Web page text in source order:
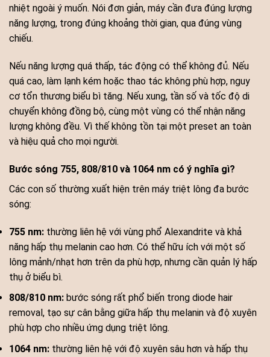
nhiệt ngoài ý muốn. Nói đơn giản, máy cần đưa đúng lượng
năng lượng, trong đúng khoảng thời gian, qua đúng vùng
chiếu.
Nếu năng lượng quá thấp, tác động có thể không đủ. Nếu
quá cao, làm lạnh kém hoặc thao tác không phù hợp, nguy
cơ tổn thương biểu bì tăng. Nếu xung, tần số và tốc độ di
chuyển không đồng bộ, cùng một vùng có thể nhận năng
lượng không đều. Vì thế không tồn tại một preset an toàn
và hiệu quả cho mọi người.
Bước sóng 755, 808/810 và 1064 nm có ý nghĩa gì?
Các con số thường xuất hiện trên máy triệt lông đa bước
sóng:
755 nm: thường liên hệ với vùng phổ Alexandrite và khả
năng hấp thụ melanin cao hơn. Có thể hữu ích với một số
lông mảnh/nhạt hơn trên da phù hợp, nhưng cần quản lý hấp
thụ ở biểu bì.
808/810 nm: bước sóng rất phổ biến trong diode hair
removal, tạo sự cân bằng giữa hấp thụ melanin và độ xuyên
phù hợp cho nhiều ứng dụng triệt lông.
1064 nm: thường liên hệ với độ xuyên sâu hơn và hấp thụ